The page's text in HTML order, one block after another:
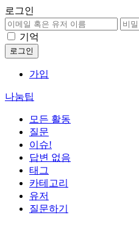
로그인
기억
가입
나눔팁
모든 활동
질문
이슈!
답변 없음
태그
카테고리
유저
질문하기